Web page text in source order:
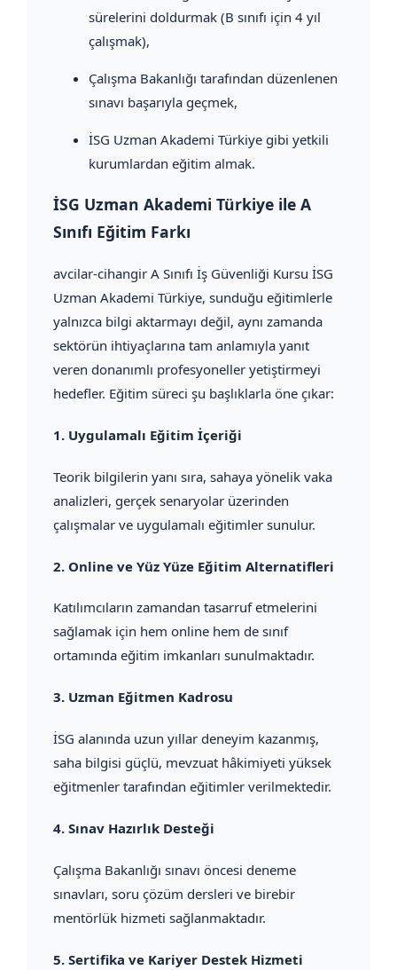
sürelerini doldurmak (B sınıfı için 4 yıl
çalışmak),
Çalışma Bakanlığı tarafından düzenlenen
sınavı başarıyla geçmek,
İSG Uzman Akademi Türkiye gibi yetkili
kurumlardan eğitim almak.
İSG Uzman Akademi Türkiye ile A
Sınıfı Eğitim Farkı
avcilar-cihangir A Sınıfı İş Güvenliği Kursu İSG
Uzman Akademi Türkiye, sunduğu eğitimlerle
yalnızca bilgi aktarmayı değil, aynı zamanda
sektörün ihtiyaçlarına tam anlamıyla yanıt
veren donanımlı profesyoneller yetiştirmeyi
hedefler. Eğitim süreci şu başlıklarla öne çıkar:
1. Uygulamalı Eğitim İçeriği
Teorik bilgilerin yanı sıra, sahaya yönelik vaka
analizleri, gerçek senaryolar üzerinden
çalışmalar ve uygulamalı eğitimler sunulur.
2. Online ve Yüz Yüze Eğitim Alternatifleri
Katılımcıların zamandan tasarruf etmelerini
sağlamak için hem online hem de sınıf
ortamında eğitim imkanları sunulmaktadır.
3. Uzman Eğitmen Kadrosu
İSG alanında uzun yıllar deneyim kazanmış,
saha bilgisi güçlü, mevzuat hâkimiyeti yüksek
eğitmenler tarafından eğitimler verilmektedir.
4. Sınav Hazırlık Desteği
Çalışma Bakanlığı sınavı öncesi deneme
sınavları, soru çözüm dersleri ve birebir
mentörlük hizmeti sağlanmaktadır.
5. Sertifika ve Kariyer Destek Hizmeti